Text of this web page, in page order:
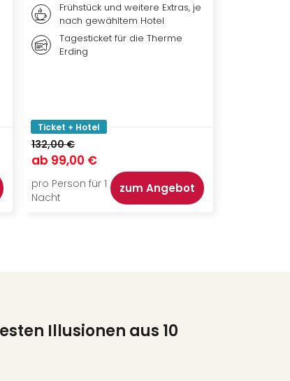
Frühstück und weitere Extras, je
nach gewähltem Hotel
Tagesticket für die Therme
Erding
Ticket + Hotel
132,00 €
ab 99,00 €
pro Person für 1
Nacht
zum Angebot
Illusionen aus 10